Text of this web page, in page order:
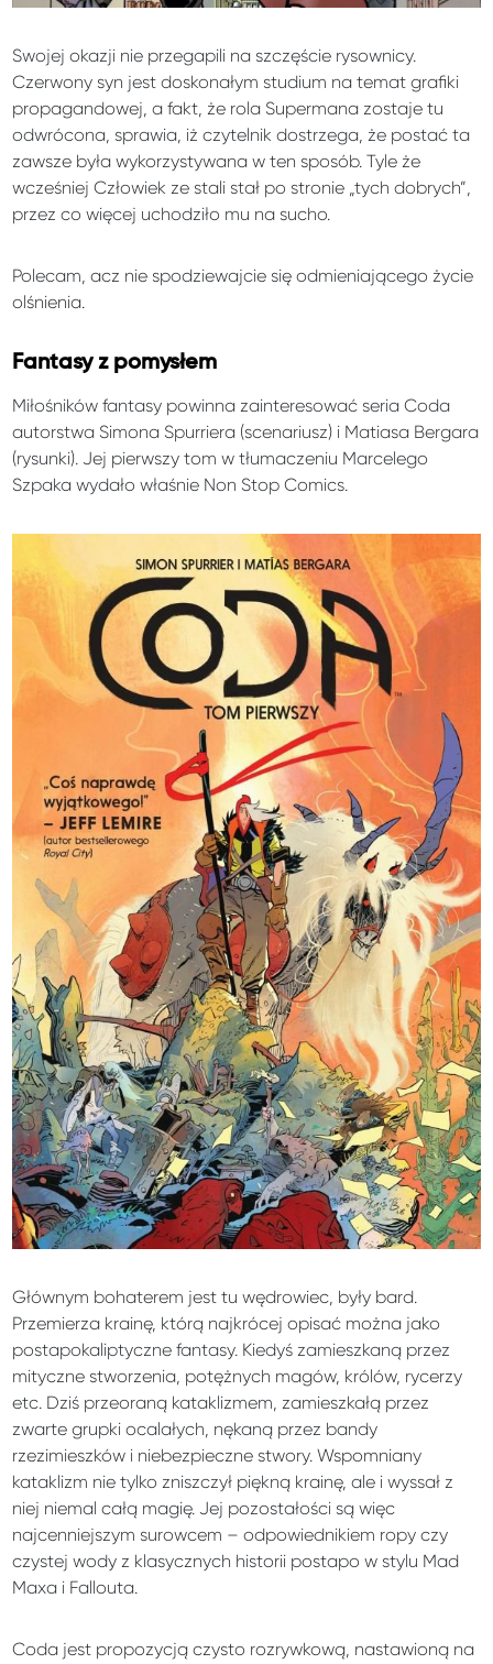
Swojej okazji nie przegapili na szczęście rysownicy.
Czerwony syn jest doskonałym studium na temat grafiki
propagandowej, a fakt, że rola Supermana zostaje tu
odwrócona, sprawia, iż czytelnik dostrzega, że postać ta
zawsze była wykorzystywana w ten sposób. Tyle że
wcześniej Człowiek ze stali stał po stronie „tych dobrych”,
przez co więcej uchodziło mu na sucho.
Polecam, acz nie spodziewajcie się odmieniającego życie
olśnienia.
Fantasy z pomysłem
Miłośników fantasy powinna zainteresować seria Coda
autorstwa Simona Spurriera (scenariusz) i Matiasa Bergara
(rysunki). Jej pierwszy tom w tłumaczeniu Marcelego
Szpaka wydało właśnie Non Stop Comics.
Głównym bohaterem jest tu wędrowiec, były bard.
Przemierza krainę, którą najkrócej opisać można jako
postapokaliptyczne fantasy. Kiedyś zamieszkaną przez
mityczne stworzenia, potężnych magów, królów, rycerzy
etc. Dziś przeoraną kataklizmem, zamieszkałą przez
zwarte grupki ocalałych, nękaną przez bandy
rzezimieszków i niebezpieczne stwory. Wspomniany
kataklizm nie tylko zniszczył piękną krainę, ale i wyssał z
niej niemal całą magię. Jej pozostałości są więc
najcenniejszym surowcem – odpowiednikiem ropy czy
czystej wody z klasycznych historii postapo w stylu Mad
Maxa i Fallouta.
Coda jest propozycją czysto rozrywkową, nastawioną na